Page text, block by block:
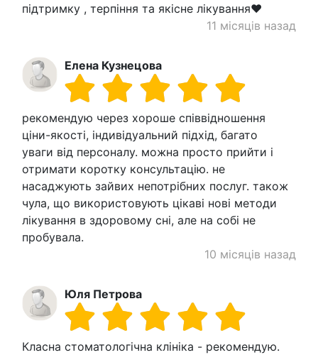
підтримку , терпіння та якісне лікування❤️
11 місяців назад
Елена Кузнецова
рекомендую через хороше співвідношення
ціни-якості, індивідуальний підхід, багато
уваги від персоналу. можна просто прийти і
отримати коротку консультацію. не
насаджують зайвих непотрібних послуг. також
чула, що використовують цікаві нові методи
лікування в здоровому сні, але на собі не
пробувала.
10 місяців назад
Юля Петрова
Класна стоматологічна клініка - рекомендую.